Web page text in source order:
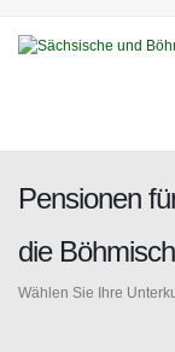
Pensionen
die
Wählen Sie Ihre